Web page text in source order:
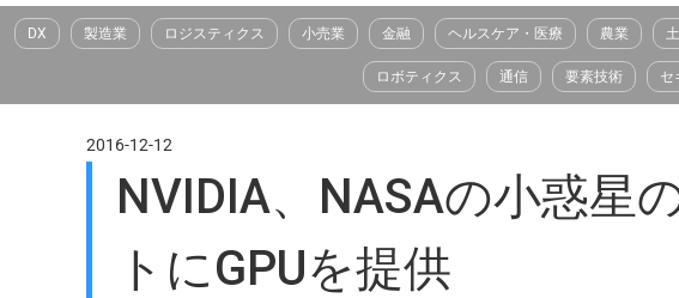
へ
ス
DX 製造業 ロジスティクス 小売業 金融 ヘルスケア・医療 農業
ロボティクス 通信 要素技術 セ
2016-12-12
NVIDIA、NASAの小惑星
トにGPUを提供